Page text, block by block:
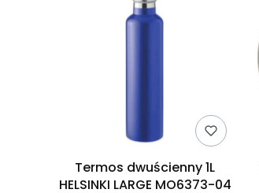
Termos dwuścienny 1L
HELSINKI LARGE MO6373-04